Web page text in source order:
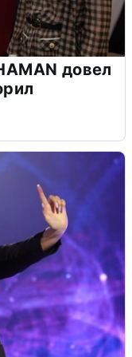
довел